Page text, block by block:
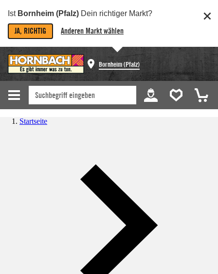
Ist Bornheim (Pfalz) Dein richtiger Markt?
JA, RICHTIG Anderen Markt wählen
Bornheim (Pfalz)
Startseite